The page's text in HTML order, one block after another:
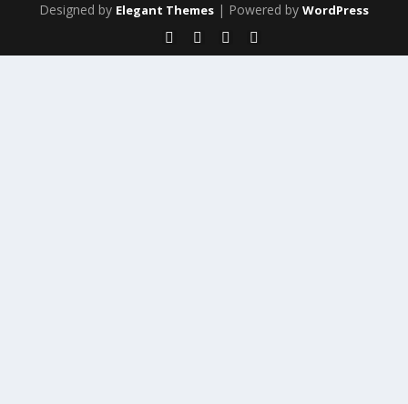
Designed by Elegant Themes | Powered by WordPress